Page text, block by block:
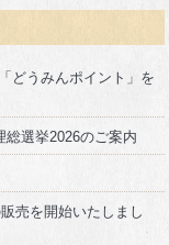
どうみんポイント」を
総選挙2026のご案内
売を開始いたしまし